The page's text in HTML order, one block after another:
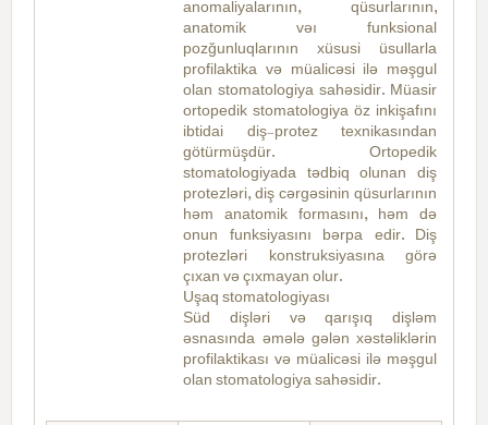
anomaliyalarının, qüsurlarının,
anatomik vəı funksional
pozğunluqlarının xüsusi üsullarla
profilaktika və müalicəsi ilə məşgul
olan stomatologiya sahəsidir. Müasir
ortopedik stomatologiya öz inkişafını
ibtidai diş-protez texnikasından
götürmüşdür. Ortopedik
stomatologiyada tədbiq olunan diş
protezləri, diş cərgəsinin qüsurlarının
həm anatomik formasını, həm də
onun funksiyasını bərpa edir. Diş
protezləri konstruksiyasına görə
çıxan və çıxmayan olur.
Uşaq stomatologiyası
Süd dişləri və qarışıq dişləm
əsnasında əmələ gələn xəstəliklərin
profilaktikası və müalicəsi ilə məşgul
olan stomatologiya sahəsidir.